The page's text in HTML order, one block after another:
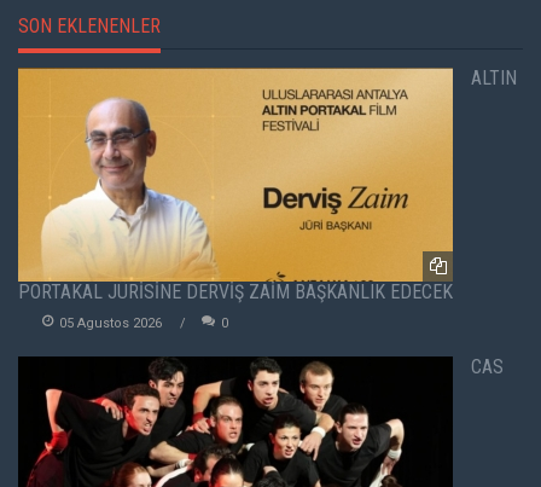
SON EKLENENLER
ALTIN
PORTAKAL JÜRİSİNE DERVİŞ ZAİM BAŞKANLIK EDECEK
05 Agustos 2026 0
CAS